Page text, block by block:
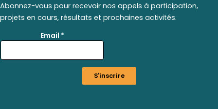
Abonnez-vous pour recevoir nos appels à participation,
projets en cours, résultats et prochaines activités.
Email *
S'inscrire